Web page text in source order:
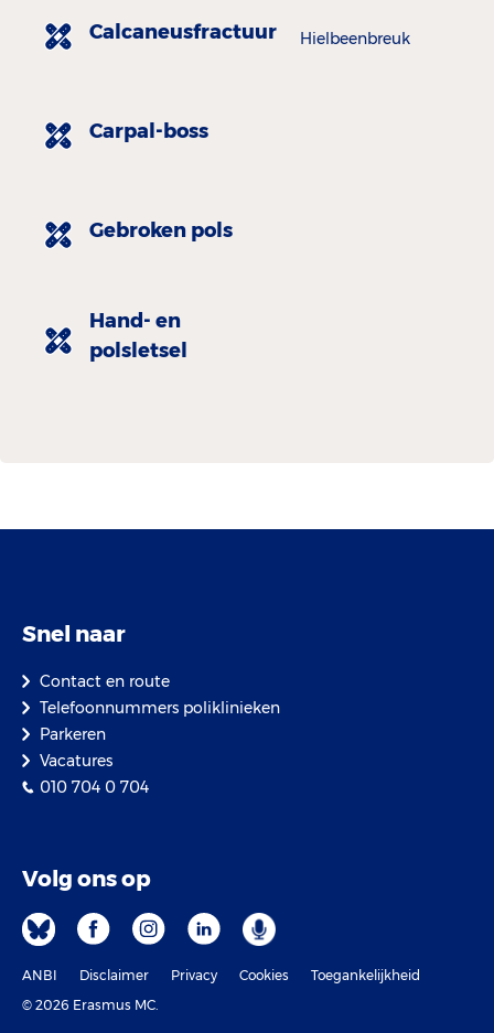
Calcaneusfractuur Hielbeenbreuk
Carpal-boss
Gebroken pols
Hand- en
polsletsel
Snel naar
Contact en route
Telefoonnummers poliklinieken
Parkeren
Vacatures
010 704 0 704
Volg ons op
ANBI Disclaimer Privacy Cookies
Toegankelijkheid
© 2026 Erasmus MC.